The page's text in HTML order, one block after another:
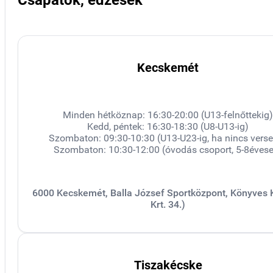
Kecskemét
Minden hétköznap: 16:30-20:00 (U13-felnőttekig)
Kedd, péntek: 16:30-18:30 (U8-U13-ig)
Szombaton: 09:30-10:30 (U13-U23-ig, ha nincs
Szombaton: 10:30-12:00 (óvodás csoport, 5-
6000 Kecskemét, Balla József Sportközpont, Könyves
Krt. 34.)
Tiszakécske